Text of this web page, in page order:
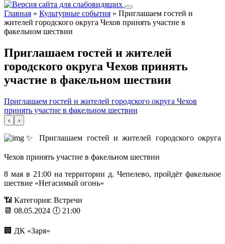
Главная » Культурные события » Приглашаем гостей и
жителей городского округа Чехов принять участие в
факельном шествии
Приглашаем гостей и жителей
городского округа Чехов принять
участие в факельном шествии
Приглашаем гостей и жителей городского округа Чехов
принять участие в факельном шествии
‹ ›
✨ Приглашаем гостей и жителей городского округа
Чехов принять участие в факельном шествии
8 мая в 21:00 на территории д. Чепелево, пройдёт факельное
шествие «Негасимый огонь»
📶 Категория: Встречи
📆 08.05.2024 🕕 21:00
🏢 ДК «Заря»